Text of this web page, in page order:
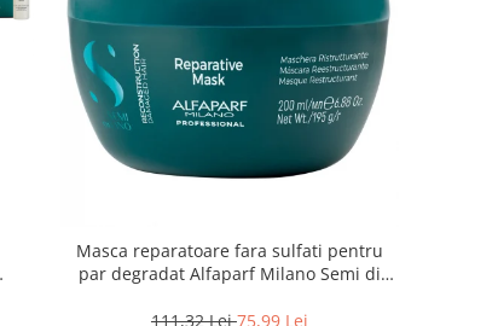
Masca reparatoare fara sulfati pentru
par degradat Alfaparf Milano Semi di
111,32 Lei75,99 Lei